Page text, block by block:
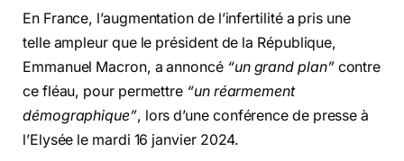
En France, l’augmentation de l’infertilité a pris une
telle ampleur que le président de la République,
Emmanuel Macron, a annoncé “un grand plan”contre
ce fléau, pour permettre “un réarmement
démographique”, lors d’une conférence de presse à
l’Elysée le mardi 16 janvier 2024.